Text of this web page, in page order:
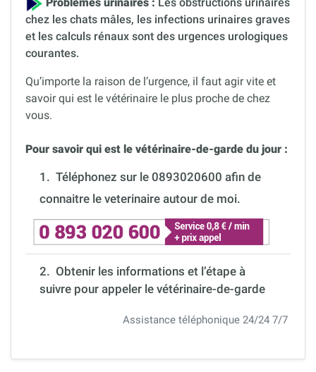
chez les chats mâles, les infections urinaires graves
et les calculs rénaux sont des urgences urologiques
courantes.
Qu’importe la raison de l’urgence, il faut agir vite et
savoir qui est le vétérinaire le plus proche de chez
vous.
Pour savoir qui est le vétérinaire-de-garde du jour :
1. Téléphonez sur le 0893020600 afin de
connaitre le veterinaire autour de moi.
2. Obtenir les informations et l’étape à
suivre pour appeler le vétérinaire-de-garde
Assistance téléphonique 24/24 7/7